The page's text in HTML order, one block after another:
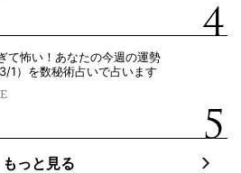
て怖い！あなたの今週の運勢
1）を数秘術占いで占います
もっと見る